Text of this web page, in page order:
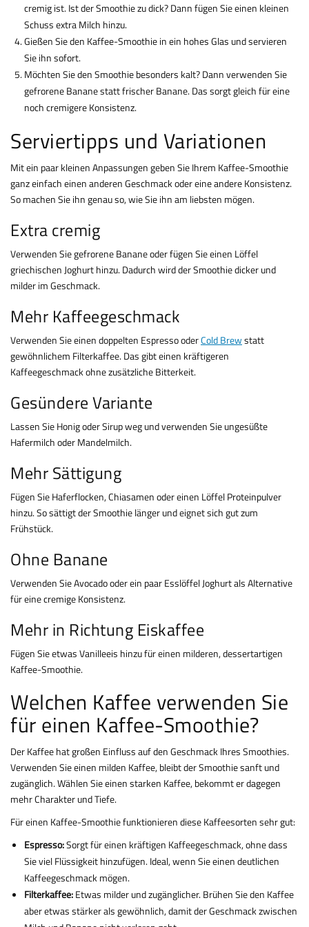
cremig ist. Ist der Smoothie zu dick? Dann fügen Sie einen kleinen
Schuss extra Milch hinzu.
Gießen Sie den Kaffee-Smoothie in ein hohes Glas und servieren
Sie ihn sofort.
Möchten Sie den Smoothie besonders kalt? Dann verwenden Sie
gefrorene Banane statt frischer Banane. Das sorgt gleich für eine
noch cremigere Konsistenz.
Serviertipps und Variationen
Mit ein paar kleinen Anpassungen geben Sie Ihrem Kaffee-Smoothie
ganz einfach einen anderen Geschmack oder eine andere Konsistenz.
So machen Sie ihn genau so, wie Sie ihn am liebsten mögen.
Extra cremig
Verwenden Sie gefrorene Banane oder fügen Sie einen Löffel
griechischen Joghurt hinzu. Dadurch wird der Smoothie dicker und
milder im Geschmack.
Mehr Kaffeegeschmack
Verwenden Sie einen doppelten Espresso oderCold Brewstatt
gewöhnlichem Filterkaffee. Das gibt einen kräftigeren
Kaffeegeschmack ohne zusätzliche Bitterkeit.
Gesündere Variante
Lassen Sie Honig oder Sirup weg und verwenden Sie ungesüßte
Hafermilch oder Mandelmilch.
Mehr Sättigung
Fügen Sie Haferflocken, Chiasamen oder einen Löffel Proteinpulver
hinzu. So sättigt der Smoothie länger und eignet sich gut zum
Frühstück.
Ohne Banane
Verwenden Sie Avocado oder ein paar Esslöffel Joghurt als Alternative
für eine cremige Konsistenz.
Mehr in Richtung Eiskaffee
Fügen Sie etwas Vanilleeis hinzu für einen milderen, dessertartigen
Kaffee-Smoothie.
Welchen Kaffee verwenden Sie
für einen Kaffee-Smoothie?
Der Kaffee hat großen Einfluss auf den Geschmack Ihres Smoothies.
Verwenden Sie einen milden Kaffee, bleibt der Smoothie sanft und
zugänglich. Wählen Sie einen starken Kaffee, bekommt er dagegen
mehr Charakter und Tiefe.
Für einen Kaffee-Smoothie funktionieren diese Kaffeesorten sehr gut:
Espresso:Sorgt für einen kräftigen Kaffeegeschmack, ohne dass
Sie viel Flüssigkeit hinzufügen. Ideal, wenn Sie einen deutlichen
Kaffeegeschmack mögen.
Filterkaffee:Etwas milder und zugänglicher. Brühen Sie den Kaffee
aber etwas stärker als gewöhnlich, damit der Geschmack zwischen